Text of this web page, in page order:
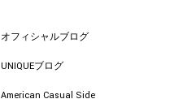
オフィシャルブログ
UNIQUEブログ
American Casual Side